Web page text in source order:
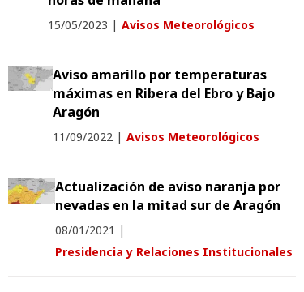
15/05/2023 | Avisos Meteorológicos
Aviso amarillo por temperaturas
máximas en Ribera del Ebro y Bajo
Aragón
11/09/2022 | Avisos Meteorológicos
Actualización de aviso naranja por
nevadas en la mitad sur de Aragón
08/01/2021 |
Presidencia y Relaciones Institucionales